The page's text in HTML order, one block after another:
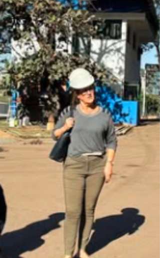
totalmente nova das orig